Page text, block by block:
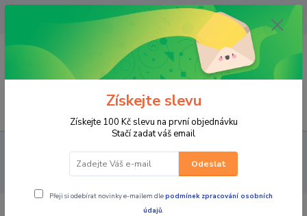
OPAVA 733537099/HLUČÍN
734541648/OLOMOUC 734593593
0,00 CZK
PRO JEZDCE MOTOKROS a ENDURO
DĚTSKÝ MOTOKROS
ALPINESTAR chránič hrudi dámský STELLA PLASMA CHEST
Získejte slevu
Získejte 100 Kč slevu na první objednávku
Stačí zadat váš email
Odeslat
Přeji si odebírat novinky e-mailem dlepodmínek zpracování osobních
údajů.